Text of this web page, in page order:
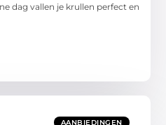
dag vallen je krullen perfect en
AANBIEDINGEN